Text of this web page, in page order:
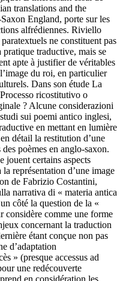
translations and the
England, porte sur les
alfrédiennes. Riviello
ne constituent pas
traductive, mais se
apte à justifier de véritables
du roi, en particulier
Dans son étude La
ricostitutivo o
? Alcune considerazioni
sui poemi antico inglesi,
en mettant en lumière
détail la restitution d’une
poèmes en anglo-saxon.
jouent certains aspects
représentation d’une image
de Fabrizio Costantini,
narrativa di « materia antica
côté la question de la «
considère comme une forme
concernant la traduction
étant conçue non pas
d’adaptation
» (presque accessus ad
une redécouverte
en considération les